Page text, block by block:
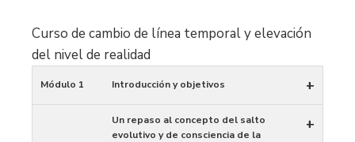
Curso de cambio de línea temporal y elevación
del nivel de realidad
Módulo 1 Introducción y objetivos +
Un repaso al concepto del salto
evolutivo y de consciencia de la
+